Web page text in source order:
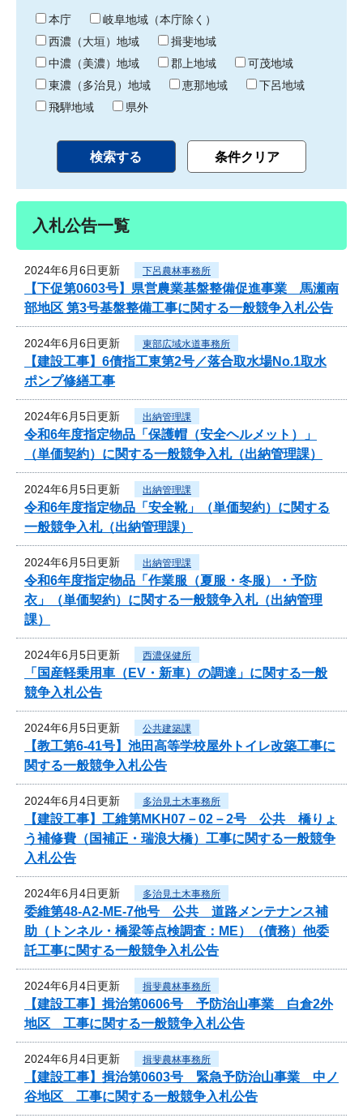
わ
り
本庁
岐阜地域（本庁除く）
西濃（大垣）地域
揖斐地域
中濃（美濃）地域
郡上地域
可茂地域
東濃（多治見）地域
恵那地域
下呂地域
飛騨地域
県外
入札公告一覧
2024年6月6日更新 下呂農林事務所
【下促第0603号】県営農業基盤整備促進事業 馬瀬南
部地区 第3号基盤整備工事に関する一般競争入札公告
2024年6月6日更新 東部広域水道事務所
【建設工事】6債指工東第2号／落合取水場No.1取水
ポンプ修繕工事
2024年6月5日更新 出納管理課
令和6年度指定物品「保護帽（安全ヘルメット）」
（単価契約）に関する一般競争入札（出納管理課）
2024年6月5日更新 出納管理課
令和6年度指定物品「安全靴」（単価契約）に関する
一般競争入札（出納管理課）
2024年6月5日更新 出納管理課
令和6年度指定物品「作業服（夏服・冬服）・予防
衣」（単価契約）に関する一般競争入札（出納管理
課）
2024年6月5日更新 西濃保健所
「国産軽乗用車（EV・新車）の調達」に関する一般
競争入札公告
2024年6月5日更新 公共建築課
【教工第6-41号】池田高等学校屋外トイレ改築工事に
関する一般競争入札公告
2024年6月4日更新 多治見土木事務所
【建設工事】工維第MKH07－02－2号 公共 橋りょ
う補修費（国補正・瑞浪大橋）工事に関する一般競争
入札公告
2024年6月4日更新 多治見土木事務所
委維第48-A2-ME-7他号 公共 道路メンテナンス補
助（トンネル・橋梁等点検調査：ME）（債務）他委
託工事に関する一般競争入札公告
2024年6月4日更新 揖斐農林事務所
【建設工事】揖治第0606号 予防治山事業 白倉2外
地区 工事に関する一般競争入札公告
2024年6月4日更新 揖斐農林事務所
【建設工事】揖治第0603号 緊急予防治山事業 中ノ
谷地区 工事に関する一般競争入札公告